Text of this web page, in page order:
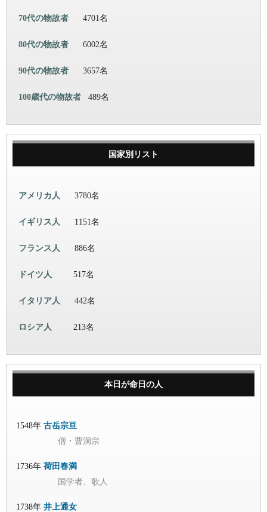
70代の物故者 4701名
80代の物故者 6002名
90代の物故者 3657名
100歳代の物故者 489名
国家別リスト
アメリカ人 3780名
イギリス人 1151名
フランス人 886名
ドイツ人 517名
イタリア人 442名
ロシア人 213名
本日が命日の人
1548年 古岳宗亘
僧・曹洞宗
1736年 荷田春満
国学者、歌人
1738年 井上通女